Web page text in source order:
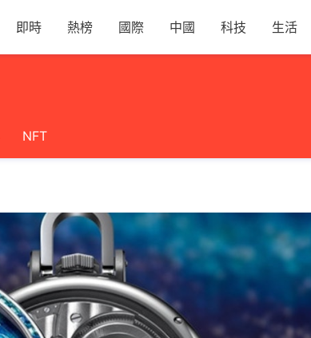
即時 熱榜 國際 中國 科技 生活
NFT